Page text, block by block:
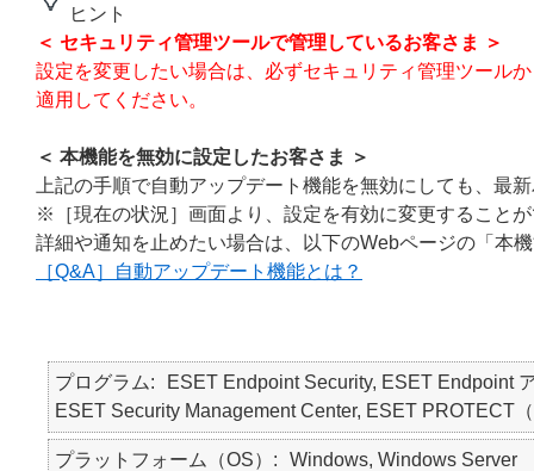
ヒント
＜ セキュリティ管理ツールで管理しているお客さま ＞
設定を変更したい場合は、必ずセキュリティ管理ツール
適用してください。
＜ 本機能を無効に設定したお客さま ＞
上記の手順で自動アップデート機能を無効にしても、最
※［現在の状況］画面より、設定を有効に変更すること
詳細や通知を止めたい場合は、以下のWebページの「本
［Q&A］自動アップデート機能とは？
プログラム
ESET Endpoint Security, ESET Endpoint
ESET Security Management Center, ESET PROTECT
プラットフォーム（OS） Windows, Windows Server